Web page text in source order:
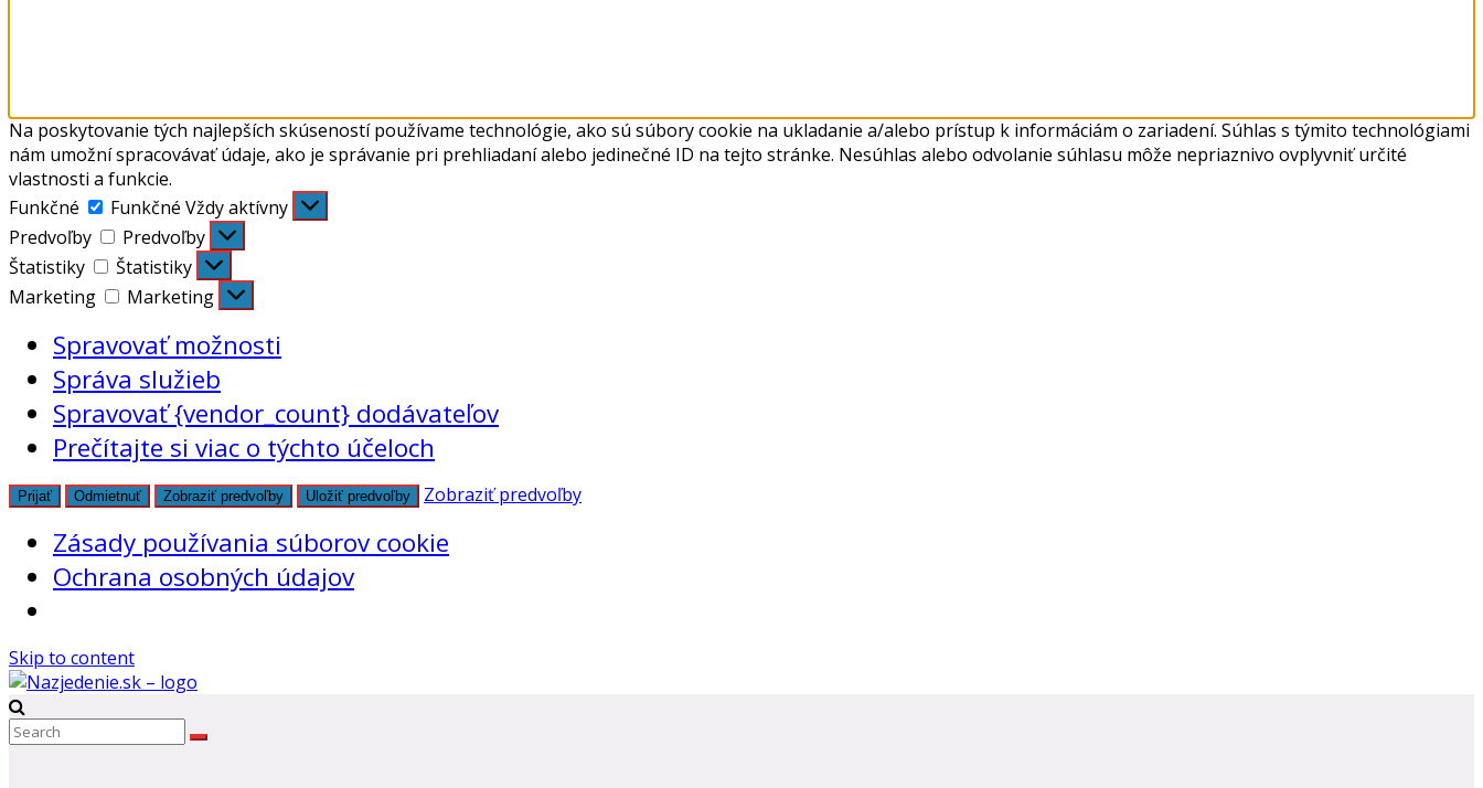
Na poskytovanie tých najlepších skúseností používame technológie, ako sú súbory cookie na ukladanie a/alebo prístup k informáciám o zariadení. Súhlas s týmito technológiami
nám umožní spracovávať údaje, ako je správanie pri prehliadaní alebo jedinečné ID na tejto stránke. Nesúhlas alebo odvolanie súhlasu môže nepriaznivo ovplyvniť určité
vlastnosti a funkcie.
Funkčné
Funkčné Vždy aktívny
Predvoľby
Predvoľby
Štatistiky
Štatistiky
Marketing
Marketing
Spravovať možnosti
Správa služieb
Spravovať {vendor_count} dodávateľov
Prečítajte si viac o týchto účeloch
Prijať Odmietnuť Zobraziť predvoľby Uložiť predvoľby Zobraziť predvoľby
Zásady používania súborov cookie
Ochrana osobných údajov
Skip to content